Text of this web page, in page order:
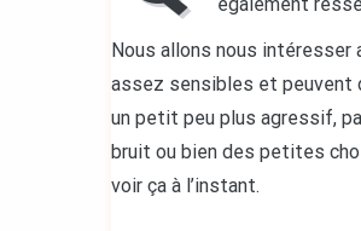
Nous allons nous intéresser
assez sensibles et peuvent
un petit peu plus agressif,
bruit ou bien des petites
voir ça à l’instant.